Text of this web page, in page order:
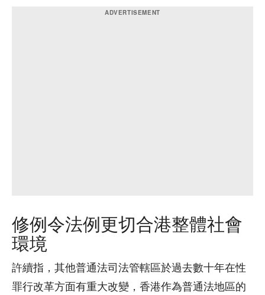
修例令法例更切合港整體社會
環境
許續指，其他普通法司法管轄區於過去數十年在性
罪行改革方面有重大改變，香港作為普通法地區的